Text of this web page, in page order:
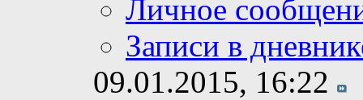
Личное
Записи в
09.01.2015, 16:22